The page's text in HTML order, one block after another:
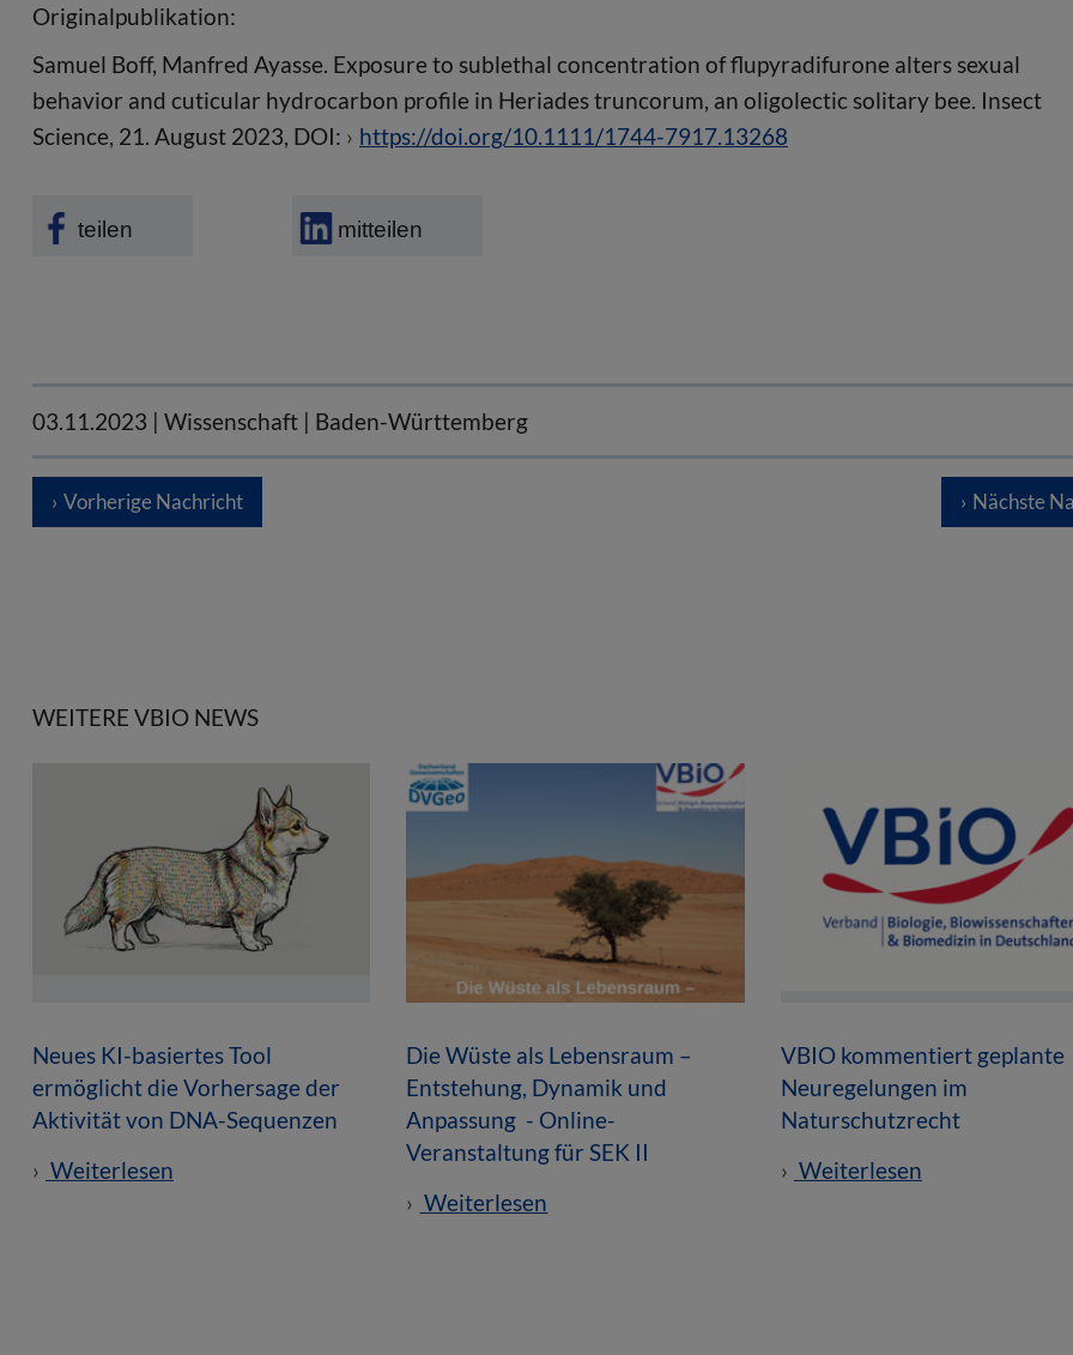
Originalpublikation:
Samuel Boff, Manfred Ayasse. Exposure to sublethal concentration of flupyradifurone alters sexual
behavior and cuticular hydrocarbon profile in Heriades truncorum, an oligolectic solitary bee. Insect
Science, 21. August 2023, DOI:
https://doi.org/10.1111/1744-7917.13268
teilen mitteilen
03.11.2023 | Wissenschaft | Baden-Württemberg
Vorherige Nachricht Nächste
WEITERE VBIO NEWS
Neues KI-basiertes Tool
ermöglicht die Vorhersage der
Aktivität von DNA-Sequenzen
Weiterlesen
Die Wüste als Lebensraum –
Entstehung, Dynamik und
Anpassung - Online-
Veranstaltung für SEK II
Weiterlesen
VBIO kommentiert geplante
Neuregelungen im
Naturschutzrecht
Weiterlesen